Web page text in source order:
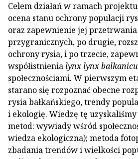
Celem działań w ramach
ocena stanu ochrony populacji
oraz zapewnienie jej
przygranicznych, po drugie,
ochrony rysia, i po trzecie,
współistnienia lynx lynx
społecznościami. W pierwszym
starano się rozpoznać obecne
rysia bałkańskiego, trendy
i ekologię. Wiedzę tę
metod: wywiady wśród
wiedza ekologiczna); metoda
zbadania trendów i wielkości